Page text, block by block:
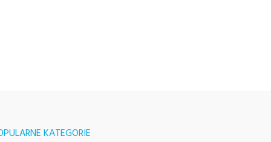
KATEGORIE